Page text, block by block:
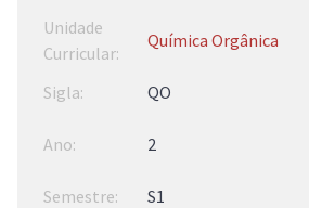
Química Orgânica
QO
2
S1